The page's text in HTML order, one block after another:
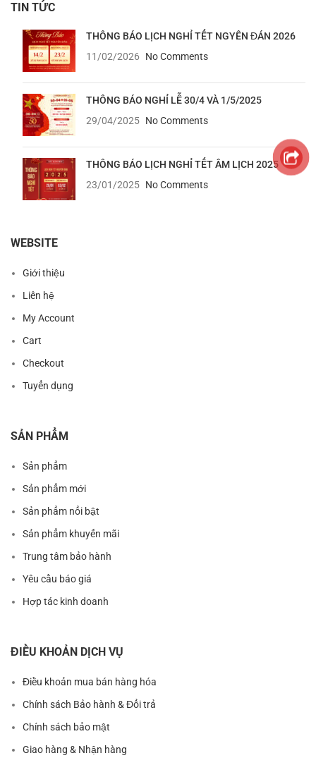
TIN TỨC
THÔNG BÁO LỊCH NGHỈ TẾT NGYÊN ĐÁN 2026
11/02/2026
No Comments
THÔNG BÁO NGHỈ LỄ 30/4 VÀ 1/5/2025
29/04/2025 No Comments
THÔNG BÁO LỊCH NGHỈ TẾT ÂM LỊCH 2025
23/01/2025 No Comments
WEBSITE
Giới thiệu
Liên hệ
My Account
Cart
Checkout
Tuyển dụng
SẢN PHẨM
Sản phẩm
Sản phẩm mới
Sản phẩm nổi bật
Sản phẩm khuyến mãi
Trung tâm bảo hành
Yêu cầu báo giá
Hợp tác kinh doanh
ĐIỀU KHOẢN DỊCH VỤ
Điều khoản mua bán hàng hóa
Chính sách Bảo hành & Đổi trả
Chính sách bảo mật
Giao hàng & Nhận hàng